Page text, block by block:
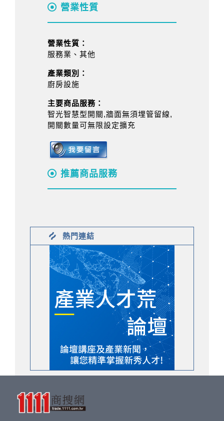
營業性質
營業性質：
服務業、其他
產業類別：
廚房設施
主要商品服務：
智光智慧型開關,牆面無須埋管留線,
開關數量可無限設定擴充
推薦商品服務
熱門連結